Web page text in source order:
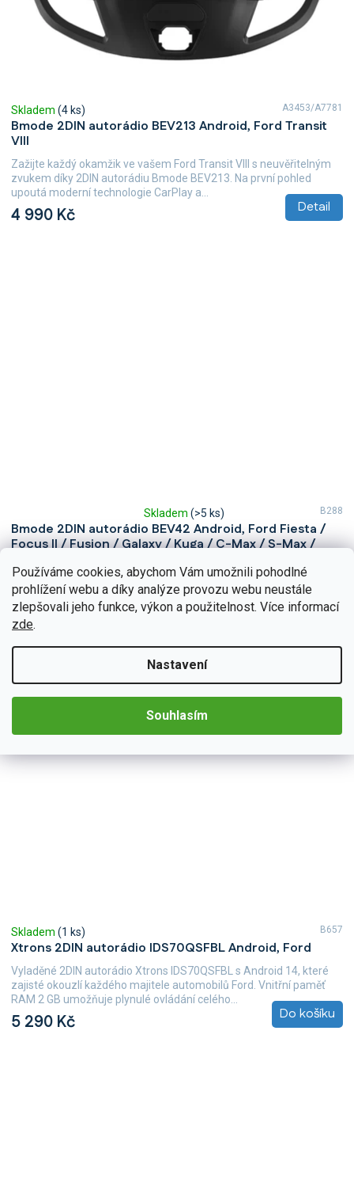
Používáme cookies, abychom Vám umožnili pohodlné
prohlížení webu a díky analýze provozu webu neustále
zlepšovali jeho funkce, výkon a použitelnost. Více informací
zde.
Nastavení
Souhlasím
Bmode 2DIN autorádio BEV213 Android, Ford Transit
VIII
Skladem (4 ks)
4 990 Kč Detail
Zažijte každý okamžik ve vašem Ford Transit VIII s neuvěřitelným
zvukem díky 2DIN autorádiu Bmode BEV213. Na první pohled
upoutá moderní technologie CarPlay a...
A3453/A7781
Bmode 2DIN autorádio BEV42 Android, Ford Fiesta /
Focus II / Fusion / Galaxy / Kuga / C-Max / S-Max /
hodnocení
produktu
5,0
z
5
hvězdiček.
Skladem (>5 ks)
4 990 Kč
Zažijte každý okamžik ve vašem Ford Fiesta / Focus II / Fusion /
Galaxy / Kuga / C-Max / S-Max / Transit / Connect s neuvěřitelným
zvukem díky 2DIN autorádiu Bmode...
B288
Xtrons 2DIN autorádio IDS70QSFBL Android, Ford
Skladem (1 ks)
5 290 Kč Do košíku
Vyladěné 2DIN autorádio Xtrons IDS70QSFBL s Android 14, které
zajisté okouzlí každého majitele automobilů Ford. Vnitřní paměť
RAM 2 GB umožňuje plynulé ovládání celého...
B657